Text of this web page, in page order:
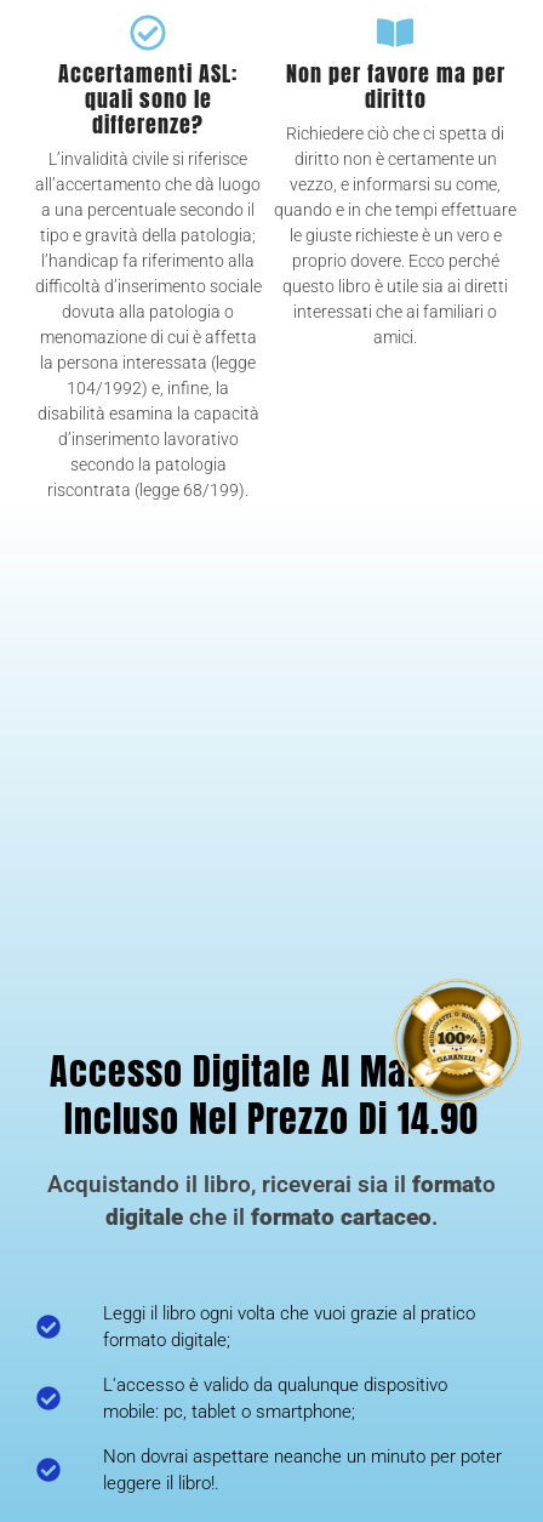
Accertamenti ASL:
quali sono le
differenze?
L’invalidità civile si riferisce
all’accertamento che dà luogo
a una percentuale secondo il
tipo e gravità della patologia;
l’handicap fa riferimento alla
difficoltà d’inserimento sociale
dovuta alla patologia o
menomazione di cui è affetta
la persona interessata (legge
104/1992) e, infine, la
disabilità esamina la capacità
d’inserimento lavorativo
secondo la patologia
riscontrata (legge 68/199).
Non per favore ma per
diritto
Richiedere ciò che ci spetta di
diritto non è certamente un
vezzo, e informarsi su come,
quando e in che tempi effettuare
le giuste richieste è un vero e
proprio dovere. Ecco perché
questo libro è utile sia ai diretti
interessati che ai familiari o
amici.
Accesso Digitale Al Manuale
Incluso Nel Prezzo Di 14.90
Acquistando il libro, riceverai sia il formato
digitale che il formato cartaceo.
Leggi il libro ogni volta che vuoi grazie al pratico
formato digitale;
L'accesso è valido da qualunque dispositivo
mobile: pc, tablet o smartphone;
Non dovrai aspettare neanche un minuto per poter
leggere il libro!.